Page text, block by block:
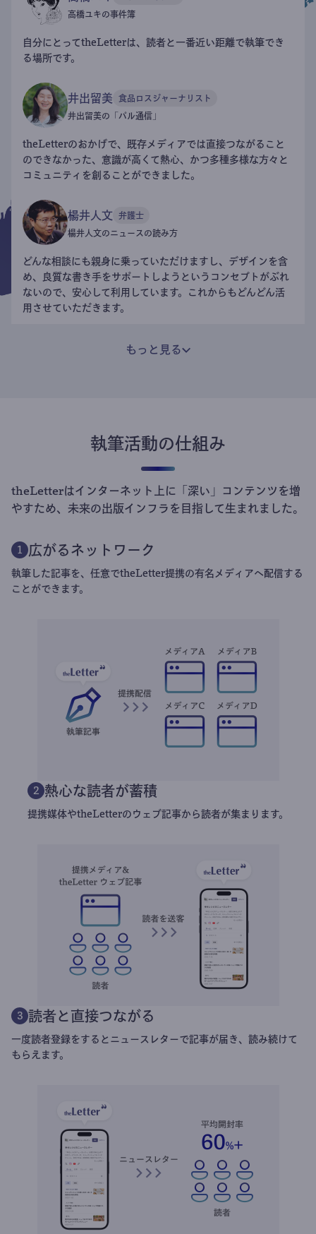
高橋ユキの事件簿
自分にとってtheLetterは、読者と一番近い距離で執筆でき
る場所です。
井出留美 食品ロスジャーナリスト
井出留美の「パル通信」
theLetterのおかげで、既存メディアでは直接つながること
のできなかった、意識が高くて熱心、かつ多種多様な方々と
コミュニティを創ることができました。
楊井人文 弁護士
楊井人文のニュースの読み方
どんな相談にも親身に乗っていただけますし、デザインを含
め、良質な書き手をサポートしようというコンセプトがぶれ
ないので、安心して利用しています。これからもどんどん活
用させていただきます。
もっと見る
執筆活動の仕組み
theLetterはインターネット上に「深い」コンテンツを増
やすため、未来の出版インフラを目指して生まれました。
1 広がるネットワーク
執筆した記事を、任意でtheLetter提携の有名メディアへ配信する
ことができます。
2 熱心な読者が蓄積
提携媒体やtheLetterのウェブ記事から読者が集まります。
3 読者と直接つながる
一度読者登録をするとニュースレターで記事が届き、読み続けて
もらえます。